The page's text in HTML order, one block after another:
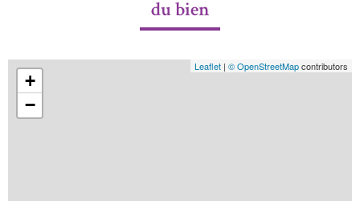
du bien
+
−
Leaflet | © OpenStreetMapcontributors